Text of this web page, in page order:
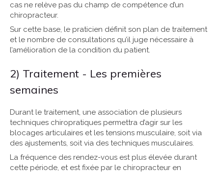
cas ne relève pas du champ de compétence d’un
chiropracteur.
Sur cette base, le praticien définit son plan de traitement
et le nombre de consultations qu’il juge nécessaire à
l’amélioration de la condition du patient.
2) Traitement - Les premières
semaines
Durant le traitement, une association de plusieurs
techniques chiropratiques permettra d’agir sur les
blocages articulaires et les tensions musculaire, soit via
des ajustements, soit via des techniques musculaires.
La fréquence des rendez-vous est plus élevée durant
cette période, et est fixée par le chiropracteur en